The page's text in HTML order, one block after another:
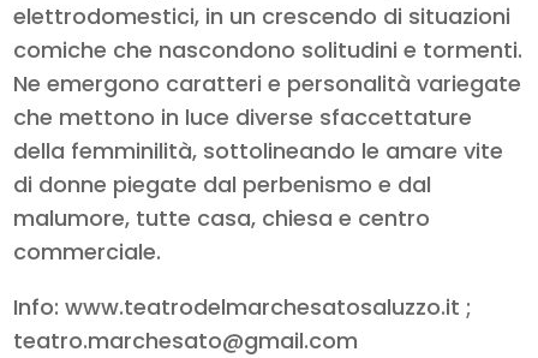
elettrodomestici, in un crescendo di situazioni
comiche che nascondono solitudini e tormenti.
Ne emergono caratteri e personalità variegate
che mettono in luce diverse sfaccettature
della femminilità, sottolineando le amare vite
di donne piegate dal perbenismo e dal
malumore, tutte casa, chiesa e centro
commerciale.
Info: www.teatrodelmarchesatosaluzzo.it ;
teatro.marchesato@gmail.com